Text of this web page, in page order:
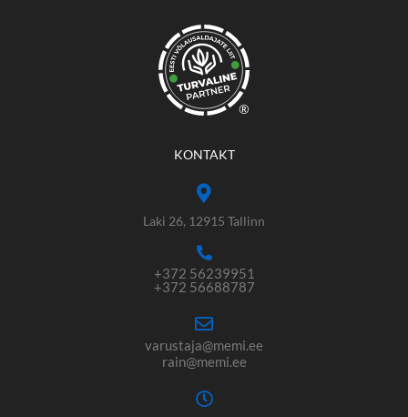
®
KONTAKT
Laki 26, 12915 Tallinn
+372 56239951
+372 56688787
varustaja@memi.ee
rain@memi.ee